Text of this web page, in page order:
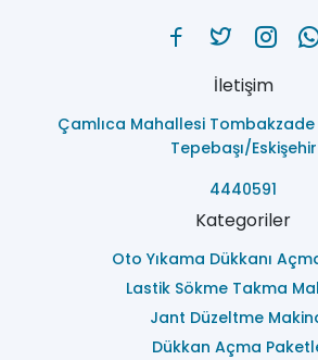
İletişim
Çamlıca Mahallesi Tombakzade
Tepebaşı/Eskişehir
4440591
Kategoriler
Oto Yıkama Dükkanı
Lastik Sökme Takma
Jant Düzeltme
Dükkan Açma